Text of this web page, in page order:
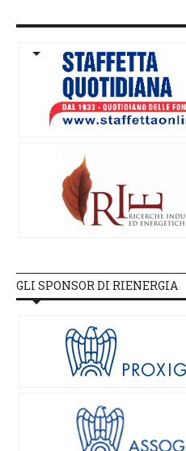
GLI SPONSOR DI RIENERGIA